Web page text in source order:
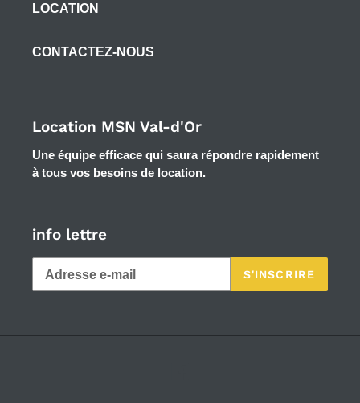
LOCATION
CONTACTEZ-NOUS
Location MSN Val-d'Or
Une équipe efficace qui saura répondre rapidement
à tous vos besoins de location.
info lettre
S'INSCRIRE